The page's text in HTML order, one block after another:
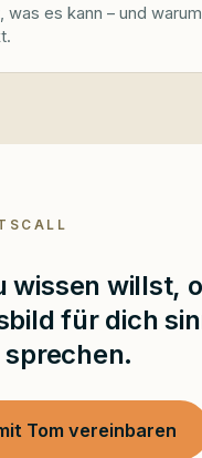
was es kann – und
wissen willst,
für dich
Tom vereinbaren